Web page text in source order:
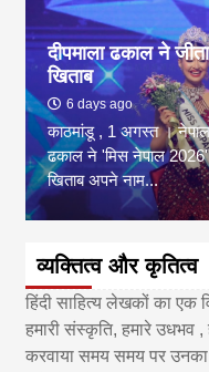
दीपमाला ढकाल ने
खिताब
6 days ago
काठमांडू , 1 अगस्त । नेपाल
ढकाल ने 'मिस नेपाल
खिताब अपने नाम...
व्यक्तित्व और कृतित्व
हिंदी साहित्य लेखकों का एक
हमारी संस्कृति, हमारे उधभव
करवाया समय समय पर उनका